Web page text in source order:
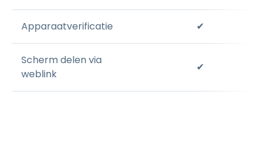
Apparaatverificatie ✔
Scherm delen via
weblink
✔